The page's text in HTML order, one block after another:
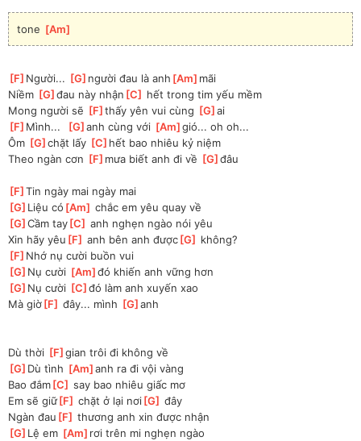
tone [Am
[F ]Người... [G ]người đau là anh [Am ]mãi
Niềm [G ]
đau này nhận [C
hết trong tim yếu mềm
Mong người sẽ [F ]thấy yên vui cùng [G ]
ai
[F ]Mình... [G ]
anh cùng với [Am ]
gió... oh oh...
Ôm [G ]
chặt lấy [C ]hết bao nhiêu kỷ niệm
Theo ngàn cơn [F ]mưa biết anh đi về [G ]
đâu
[F ]
Tin ngày mai ngày mai
[G ]Liệu có [Am ] chắc em yêu quay về
[G ]
Cầm tay[C ] anh nghẹn ngào nói yêu
Xin hãy yêu [F ] anh bên anh được[G
không?
[F ]Nhớ nụ cười buồn vui
[G ]Nụ cười [Am ]
đó khiến anh vững hơn
[G ]Nụ cười [C ]
đó làm anh xuyến xao
Mà giờ[F ] đây... mình [G ]
anh
Dù thời [F ]
gian trôi đi không về
[G ]Dù tình [Am ]
anh ra đi vội vàng
Bao đắm[C ] say bao nhiêu giấc mơ
Em sẽ giữ[F ] chặt ở lại nơi[G ] đây
Ngàn đau [F ] thương anh xin được nhận
[G ]Lệ em [Am ]rơi trên mi nghẹn ngào